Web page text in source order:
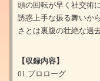
頭の回転が早く社交術
誘惑上手な振る舞いか
さとは裏腹の壮絶な過
【収録内容】
01.プロローグ